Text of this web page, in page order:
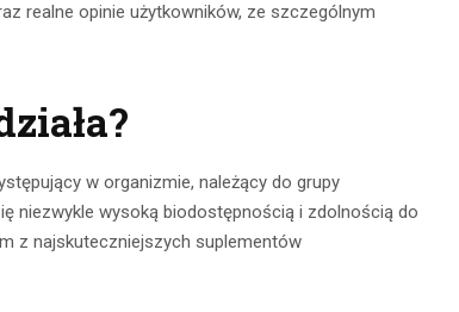
realne opinie użytkowników, ze szczególnym
w organizmie, należący do grupy
niezwykle wysoką biodostępnością i zdolnością do
z najskuteczniejszych suplementów
Obserwacja po
zmroku: jak
wybrać idealną